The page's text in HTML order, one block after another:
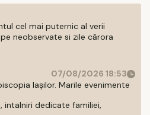
cel mai puternic al verii
neobservate si zile cărora
07/08/2026 18:53
Iașilor. Marile evenimente
intalniri dedicate familiei,